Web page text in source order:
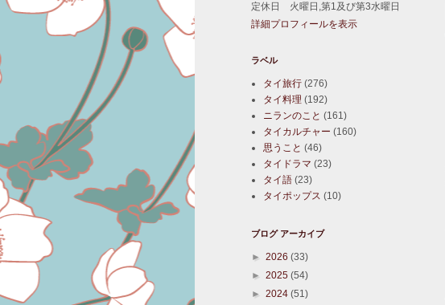
定休日 火曜日,第1及び第3水曜日
詳細プロフィールを表示
ラベル
タイ旅行 (276)
タイ料理 (192)
ニランのこと (161)
タイカルチャー (160)
思うこと (46)
タイドラマ (23)
タイ語 (23)
タイポップス (10)
ブログ アーカイブ
► 2026 (33)
► 2025 (54)
► 2024 (51)